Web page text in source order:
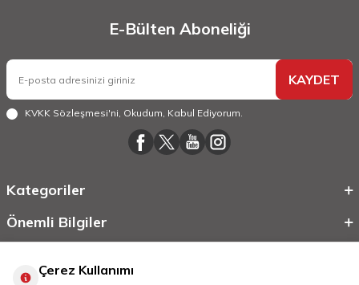
E-Bülten Aboneliği
KAYDET
KVKK Sözleşmesi'ni, Okudum, Kabul Ediyorum.
Kategoriler
Önemli Bilgiler
Çerez Kullanımı